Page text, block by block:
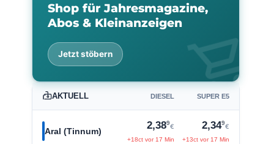
shopping_cart
Shop für Jahresmagazine,
Abos & Kleinanzeigen
Jetzt stöbern
AKTUELL DIESEL SUPER E5
Aral (Tinnum) 2,389
€
+18ct vor 17 Min
2,349
€
+13ct vor 17 Min